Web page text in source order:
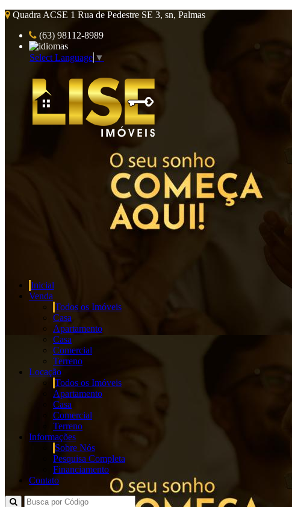
Quadra ACSE 1 Rua de Pedestre SE 3, sn, Palmas
(63) 98112-8989
Select Language ▼
Inicial
Venda
Todos os Imóveis
Casa
Apartamento
Casa
Comercial
Terreno
Locação
Todos os Imóveis
Apartamento
Casa
Comercial
Terreno
Informações
Sobre Nós
Pesquisa Completa
Financiamento
Contato